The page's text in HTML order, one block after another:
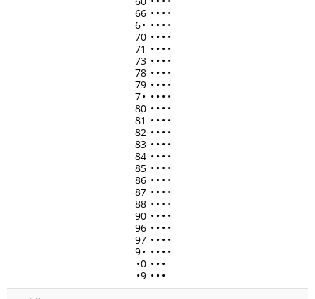
66 • • • •
6• • • • •
70 • • • •
71 • • • •
73 • • • •
78 • • • •
79 • • • •
7• • • • •
80 • • • •
81 • • • •
82 • • • •
83 • • • •
84 • • • •
85 • • • •
86 • • • •
87 • • • •
88 • • • •
90 • • • •
96 • • • •
97 • • • •
9• • • • •
•0 • • •
•9 • • •